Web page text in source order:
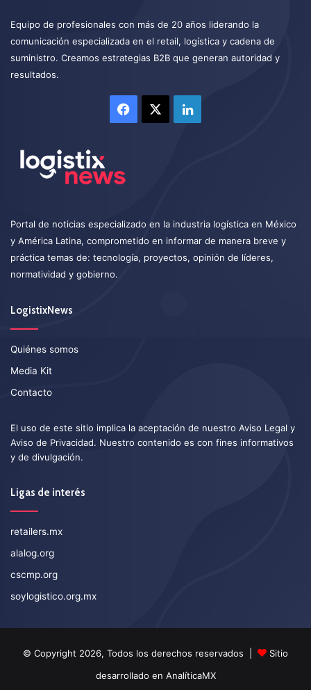
Equipo de profesionales con más de 20 años liderando la
comunicación especializada en el retail, logística y cadena de
suministro. Creamos estrategias B2B que generan autoridad y
resultados.
Facebook LinkedIn
Portal de noticias especializado en la industria logística en México
y América Latina, comprometido en informar de manera breve y
práctica temas de: tecnología, proyectos, opinión de líderes,
normatividad y gobierno.
LogistixNews
Quiénes somos
Media Kit
Contacto
El uso de este sitio implica la aceptación de nuestro Aviso Legal y
Aviso de Privacidad. Nuestro contenido es con fines informativos
y de divulgación.
Ligas de interés
retailers.mx
alalog.org
cscmp.org
soylogistico.org.mx
© Copyright 2026, Todos los derechos reservados |
Sitio
desarrollado en AnalíticaMX